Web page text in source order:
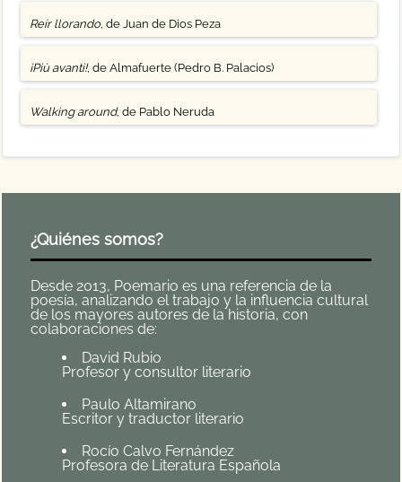
Reír llorando, de Juan de Dios Peza
¡Più avanti!, de Almafuerte (Pedro B. Palacios)
Walking around, de Pablo Neruda
¿Quiénes somos?
Desde 2013, Poemario es una referencia de la
poesía, analizando el trabajo y la influencia cultural
de los mayores autores de la historia, con
colaboraciones de:
David Rubio
Profesor y consultor literario
Paulo Altamirano
Escritor y traductor literario
Rocío Calvo Fernández
Profesora de Literatura Española